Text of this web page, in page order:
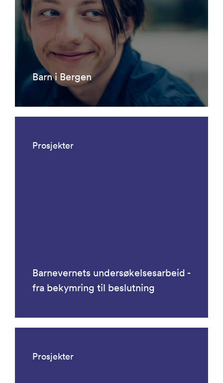
Barn i Bergen
Prosjekter
Barnevernets undersøkelsesarbeid -
fra bekymring til beslutning
Prosjekter